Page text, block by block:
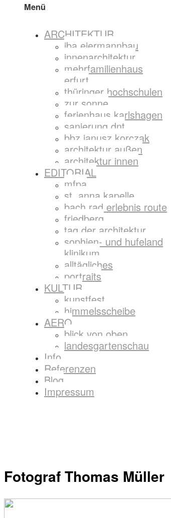
Menü
ARCHITEKTUR
iba eiermannbau
innenarchitektur
mehrfamilienhaus
erfurt
thüringer hochschulen
zur sonne
ferienhaus karlshagen
sanierung dnt
bbz janusz korczak
architektur außen
architektur innen
EDITORIAL
mfpa
st. anna kapelle
bach rad erlebnis route
friedberg
tag der architektur
sophien- und hufeland
klinikum
alltägliches
portraits
KULTUR
kunstfest
himmelsscheibe
AERO
blick von oben
landesgartenschau
Info
Referenzen
Blog
Impressum
Fotograf Thomas Müller